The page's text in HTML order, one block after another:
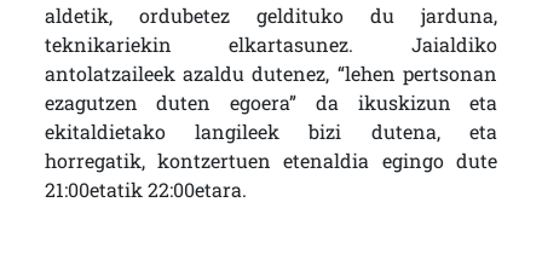
aldetik, ordubetez geldituko du jarduna,
teknikariekin elkartasunez. Jaialdiko
antolatzaileek azaldu dutenez, “lehen pertsonan
ezagutzen duten egoera” da ikuskizun eta
ekitaldietako langileek bizi dutena, eta
horregatik, kontzertuen etenaldia egingo dute
21:00etatik 22:00etara.